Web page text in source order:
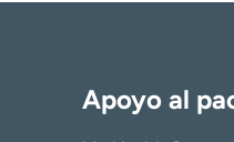
Apoyo al